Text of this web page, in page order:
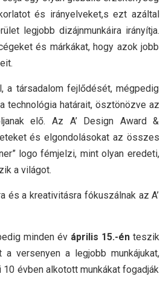
és irányelveket,s ezt azáltal
legjobb dizájnmunkáira irányítja.
és márkákat, hogy azok jobb
a társadalom fejlődését, mégpedig
technológia határait, ösztönözve az
elő. Az A’ Design Award &
és elgondolásokat az összes
logo fémjelzi, mint olyan eredeti,
a világot.
és a kreativitásra fókuszálnak az A’
minden év április 15.-énteszik
versenyen a legjobb munkájukat,
évben alkotott munkákat fogadják